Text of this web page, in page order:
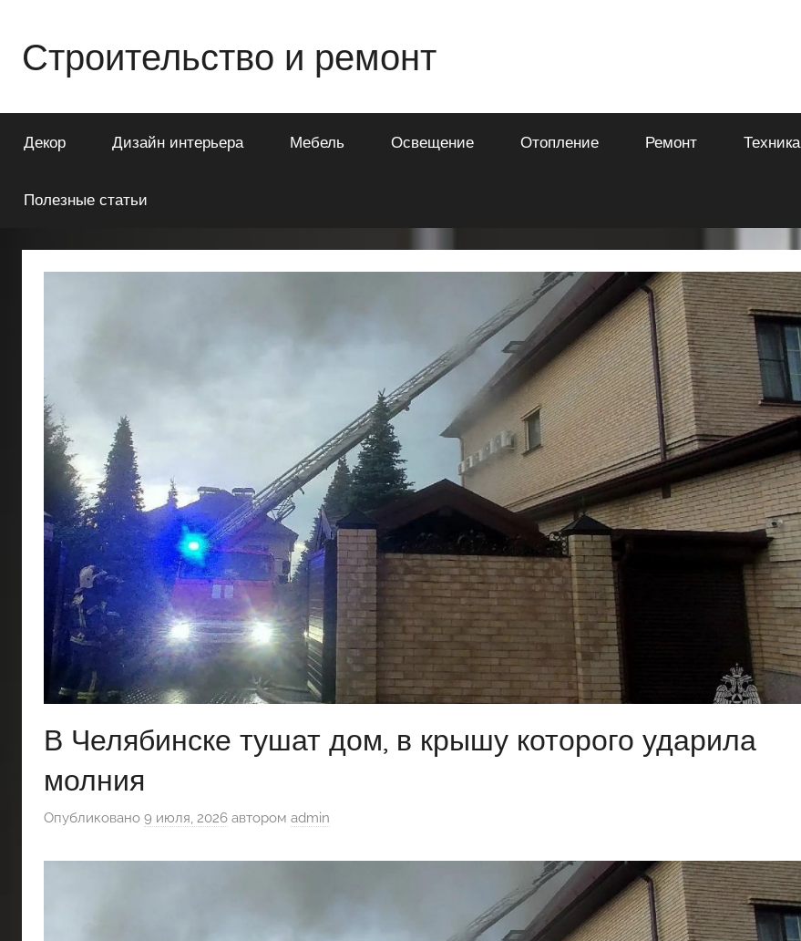
содержимому
Строительство и ремонт
о
строительстве
Декор Дизайн интерьера Мебель Освещение Отопление Ремонт Техника
Полезные статьи
В Челябинске тушат дом, в крышу которого ударила
молния
Опубликовано 9 июля, 2026 автором admin